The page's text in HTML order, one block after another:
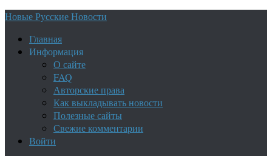
Новые Русские Новости
Главная
Информация
О сайте
FAQ
Авторские права
Как выкладывать новости
Полезные сайты
Свежие комментарии
Войти